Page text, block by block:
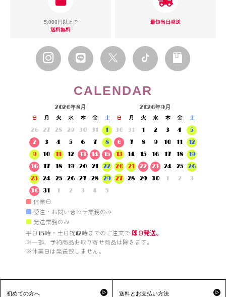
5,000円以上で
送料無料
最短当日発送
CALENDAR
2026年8月
日 月 火 水 木 金
土
26
27 28 29 30 31
1
2
3 4 5 6 7
8
9
10 11 12 13 14
15
16
17 18 19 20 21
22
23
24 25 26 27 28
29
30
31 1 2 3 4 5
2026年9月
日 月 火 水 木 金
土
30
31 1 2 3 4
5
6
7 8 9 10 11
12
13
14 15 16 17 18
19
20
21 22 23 24 25
26
27
28 29 30 1 2 3
■ 休業日
■ 受注・お問い合わせ業務のみ
■ 発送業務のみ
平日15時・土日祝12時までのご注文で 即日発送。
※一部、予約商品お取り寄せ商品は除きます。
※休業日は発送致しません。
初めての方へ 送料とお支払い方法